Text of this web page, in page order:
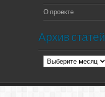
О проекте
Архив статей
Архив
статей